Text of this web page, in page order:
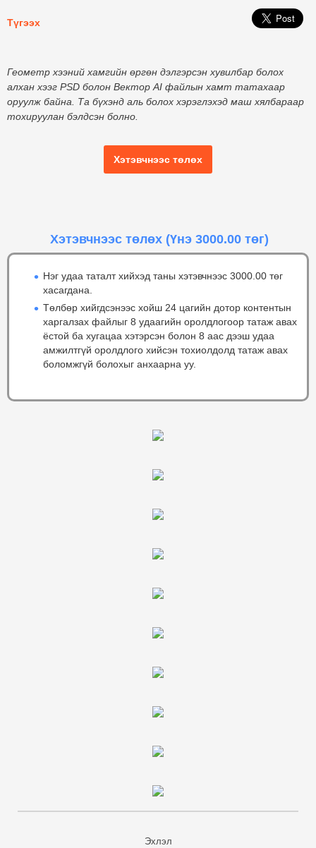
Түгээх
Геометр хээний хамгийн өргөн дэлгэрсэн хувилбар болох
алхан хээг PSD болон Вектор AI файлын хамт татахаар
оруулж байна. Та бүхэнд аль болох хэрэглэхэд маш хялбараар
тохируулан бэлдсэн болно.
Хэтэвчнээс төлөх
Хэтэвчнээс төлөх (Үнэ 3000.00 төг)
Нэг удаа таталт хийхэд таны хэтэвчнээс 3000.00 төг
хасагдана.
Төлбөр хийгдсэнээс хойш 24 цагийн дотор контентын
харгалзах файлыг 8 удаагийн оролдлогоор татаж авах
ёстой ба хугацаа хэтэрсэн болон 8 аас дээш удаа
амжилтгүй оролдлого хийсэн тохиолдолд татаж авах
боломжгүй болохыг анхаарна уу.
Эхлэл